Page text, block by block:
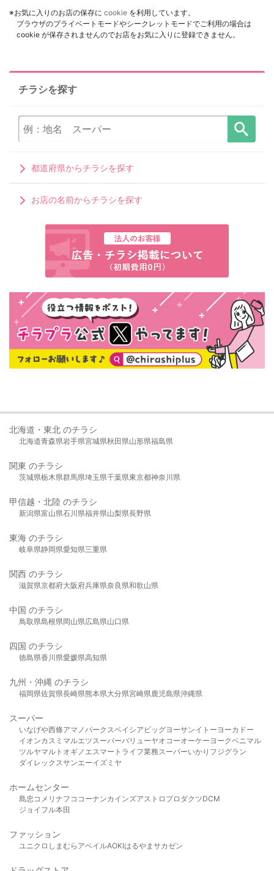
※お気に入りのお店の保存に cookie を利用しています。
ブラウザのプライベートモードやシークレットモードでご利用の場合は
cookie が保存されませんのでお店をお気に入りに登録できません。
チラシを探す
都道府県からチラシを探す
お店の名前からチラシを探す
北海道・東北 のチラシ
北海道青森県岩手県宮城県秋田県山形県福島県
関東 のチラシ
茨城県栃木県群馬県埼玉県千葉県東京都神奈川県
甲信越・北陸 のチラシ
新潟県富山県石川県福井県山梨県長野県
東海 のチラシ
岐阜県静岡県愛知県三重県
関西 のチラシ
滋賀県京都府大阪府兵庫県奈良県和歌山県
中国 のチラシ
鳥取県島根県岡山県広島県山口県
四国 のチラシ
徳島県香川県愛媛県高知県
九州・沖縄 のチラシ
福岡県佐賀県長崎県熊本県大分県宮崎県鹿児島県沖縄県
スーパー
いなげや西條アマノパークスベイシア ビッグヨーサンイトーヨーカドー
イオンカスミ マルエツスーパーバリューヤオコーオーケー ヨークベニマル
ツルヤマルト オギノ エスマート ライフ業務スーパーいかり フジグラン
ダイレックスサンエーイズミヤ
ホームセンター
島忠 コメリ ナフコ コーナンカインズアストロプロダクツDCM
ジョイフル本田
ファッション
ユニクロ しまむら アベイルAOKIはるやま サカゼン